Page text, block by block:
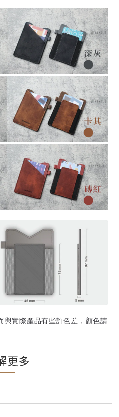
與實際產品有些許色差，顏色請
更多